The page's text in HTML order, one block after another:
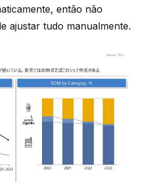
então não
ajustar tudo manualmente.